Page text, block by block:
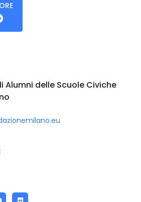
Alumni delle Scuole Civiche
Flickr